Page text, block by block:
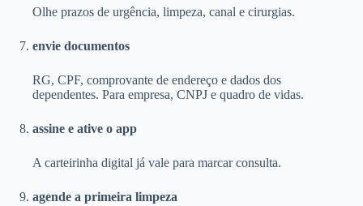
Olhe prazos de urgência, limpeza, canal e cirurgias.
envie documentos
RG, CPF, comprovante de endereço e dados dos
dependentes. Para empresa, CNPJ e quadro de vidas.
assine e ative o app
A carteirinha digital já vale para marcar consulta.
agende a primeira limpeza